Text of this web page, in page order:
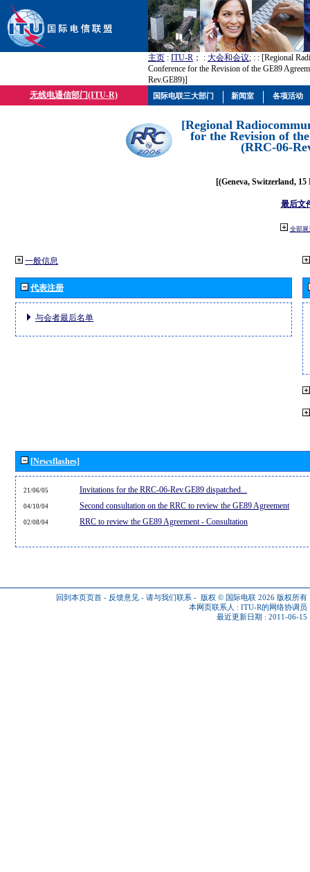
主页 : ITU-R ； : 大会和会议; : : [Regional
Conference for the Revision of the GE89
Rev.GE89)]
无线电通信部门(ITU-R)
[Regional
for the Revision of
(RRC-06-
[(Geneva, Switzerland, 15
最后文
全部展
一般信息
代表注册
与会者最后名单
[Newsflashes]
21/06/05 Invitations for the RRC-06-Rev.GE89 dispatched...
04/10/04 Second consultation on the RRC to review the GE89 Agreement
02/08/04 RRC to review the GE89 Agreement - Consultation
回到本页页首 - 反馈意见 - 请与我们联系 - 版权 © 国际电联 2026 版权所有
本网页联系人 : ITU-R的网络协调员
最近更新日期 : 2011-06-15
国际电联三大部门 新闻室 各项活动